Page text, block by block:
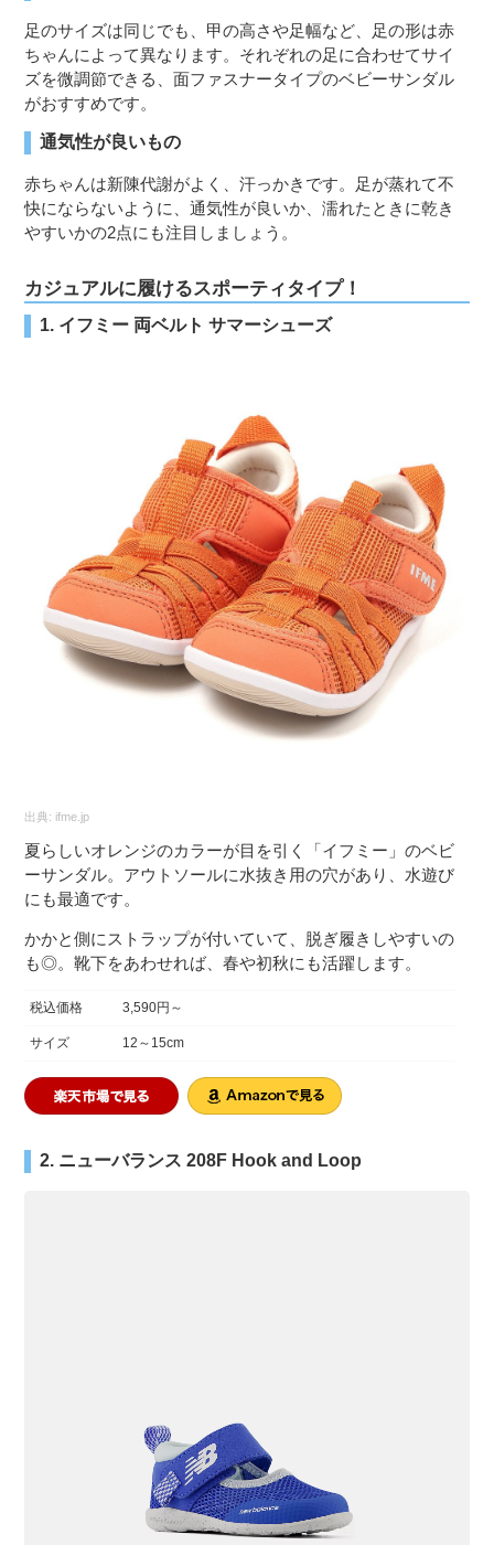
足のサイズは同じでも、甲の高さや足幅など、足の形は赤
ちゃんによって異なります。それぞれの足に合わせてサイ
ズを微調節できる、面ファスナータイプのベビーサンダル
がおすすめです。
通気性が良いもの
赤ちゃんは新陳代謝がよく、汗っかきです。足が蒸れて不
快にならないように、通気性が良いか、濡れたときに乾き
やすいかの2点にも注目しましょう。
カジュアルに履けるスポーティタイプ！
1. イフミー 両ベルト サマーシューズ
出典: ifme.jp
夏らしいオレンジのカラーが目を引く「イフミー」のベビ
ーサンダル。アウトソールに水抜き用の穴があり、水遊び
にも最適です。
かかと側にストラップが付いていて、脱ぎ履きしやすいの
も◎。靴下をあわせれば、春や初秋にも活躍します。
税込価格 3,590円～
サイズ 12～15cm
2. ニューバランス 208F Hook and Loop